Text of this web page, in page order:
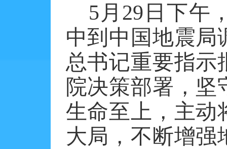
5月29日下午
中到中国地震局
总书记重要指示
院决策部署，
生命至上，主动
大局，不断增强